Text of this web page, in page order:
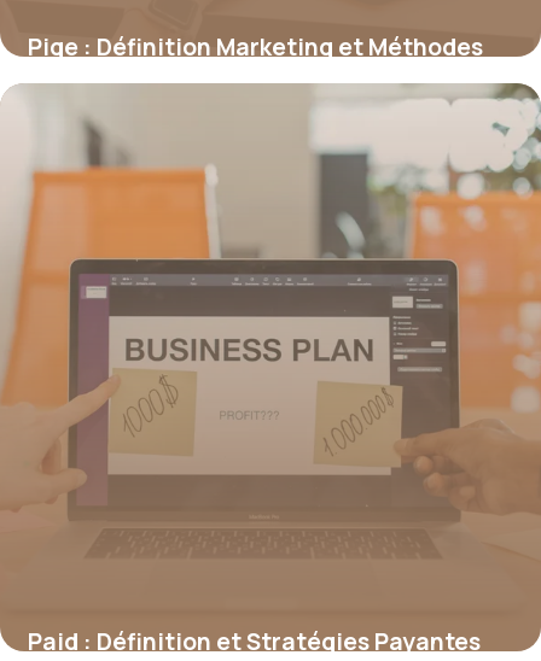
Pige : Définition Marketing et Méthodes
2026
21 juin 2026
Paid : Définition et Stratégies Payantes